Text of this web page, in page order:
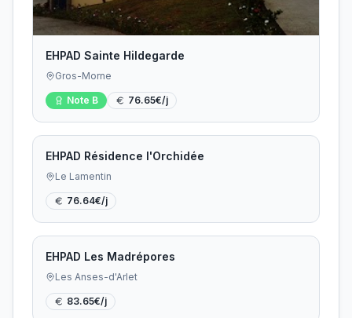
EHPAD Sainte Hildegarde
Gros-Morne
Note B 76.65€/j
EHPAD Résidence l'Orchidée
Le Lamentin
76.64€/j
EHPAD Les Madrépores
Les Anses-d'Arlet
83.65€/j